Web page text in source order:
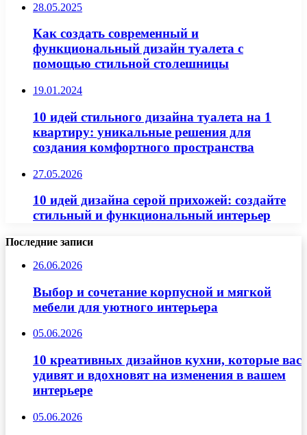
28.05.2025
Как создать современный и
функциональный дизайн туалета с
помощью стильной столешницы
19.01.2024
10 идей стильного дизайна туалета на 1
квартиру: уникальные решения для
создания комфортного пространства
27.05.2026
10 идей дизайна серой прихожей: создайте
стильный и функциональный интерьер
Последние записи
26.06.2026
Выбор и сочетание корпусной и мягкой
мебели для уютного интерьера
05.06.2026
10 креативных дизайнов кухни, которые вас
удивят и вдохновят на изменения в вашем
интерьере
05.06.2026